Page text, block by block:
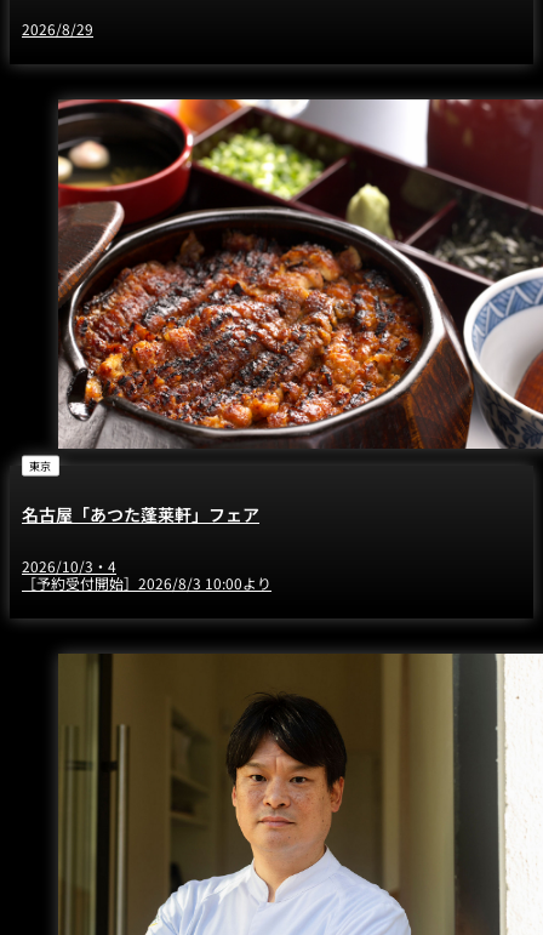
2026/8/29
東京
名古屋「あつた蓬莱軒」フェア
2026/10/3・4
［予約受付開始］2026/8/3 10:00より